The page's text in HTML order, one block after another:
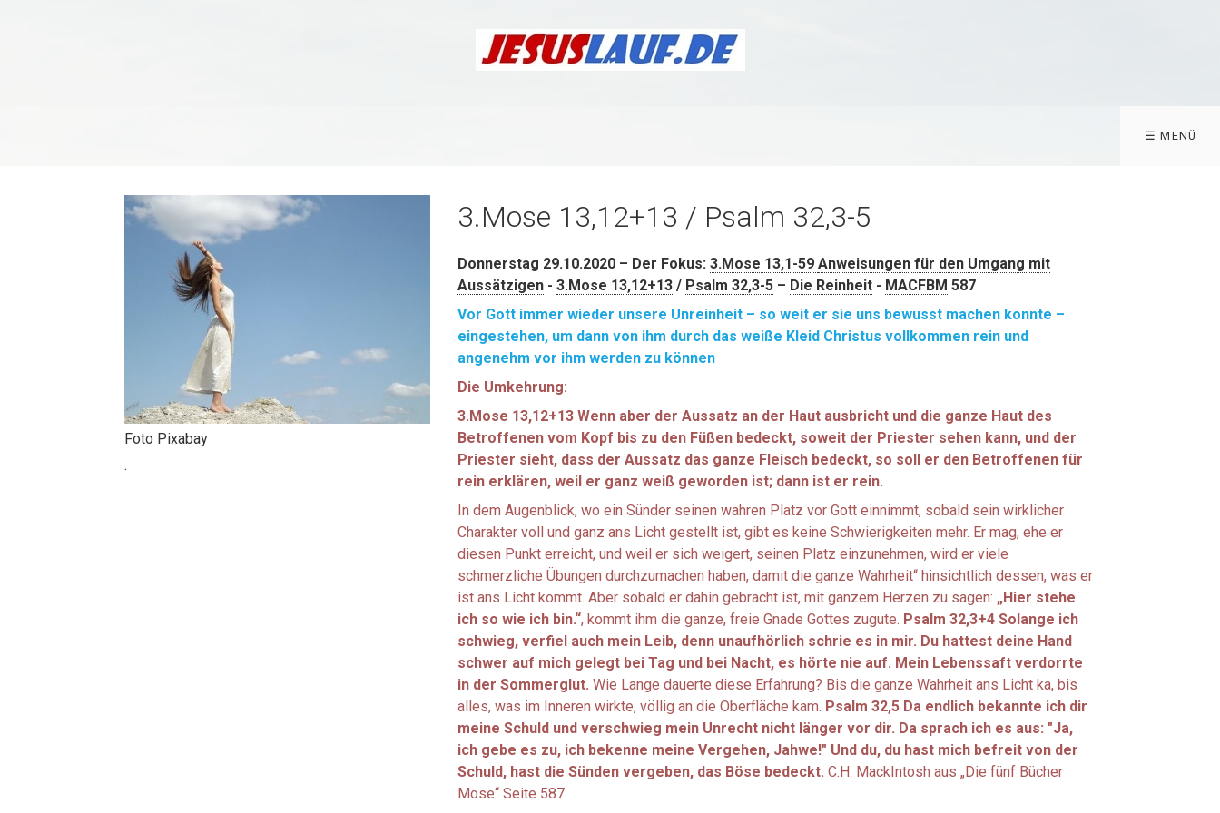
☰ MENÜ
Foto Pixabay
.
3.Mose 13,12+13 / Psalm 32,3-5
Donnerstag 29.10.2020 – Der Fokus: 3.Mose 13,1-59 Anweisungen für den Umgang mit
Aussätzigen- 3.Mose 13,12+13/ Psalm 32,3-5– Die Reinheit- MACFBM 587
Vor Gott immer wieder unsere Unreinheit – so weit er sie uns bewusst machen konnte –
eingestehen, um dann von ihm durch das weiße Kleid Christus vollkommen rein und
angenehm vor ihm werden zu können
Die Umkehrung:
3.Mose 13,12+13 Wenn aber der Aussatz an der Haut ausbricht und die ganze Haut des
Betroffenen vom Kopf bis zu den Füßen bedeckt, soweit der Priester sehen kann, und der
Priester sieht, dass der Aussatz das ganze Fleisch bedeckt, so soll er den Betroffenen für
rein erklären, weil er ganz weiß geworden ist; dann ist er rein.
In dem Augenblick, wo ein Sünder seinen wahren Platz vor Gott einnimmt, sobald sein wirklicher
Charakter voll und ganz ans Licht gestellt ist, gibt es keine Schwierigkeiten mehr. Er mag, ehe er
diesen Punkt erreicht, und weil er sich weigert, seinen Platz einzunehmen, wird er viele
schmerzliche Übungen durchzumachen haben, damit die ganze Wahrheit“ hinsichtlich dessen, was er
ist ans Licht kommt. Aber sobald er dahin gebracht ist, mit ganzem Herzen zu sagen: „Hier stehe
ich so wie ich bin.“, kommt ihm die ganze, freie Gnade Gottes zugute. Psalm 32,3+4 Solange ich
schwieg, verfiel auch mein Leib, denn unaufhörlich schrie es in mir. Du hattest deine Hand
schwer auf mich gelegt bei Tag und bei Nacht, es hörte nie auf. Mein Lebenssaft verdorrte
in der Sommerglut. Wie Lange dauerte diese Erfahrung? Bis die ganze Wahrheit ans Licht ka, bis
alles, was im Inneren wirkte, völlig an die Oberfläche kam. Psalm 32,5 Da endlich bekannte ich dir
meine Schuld und verschwieg mein Unrecht nicht länger vor dir. Da sprach ich es aus: "Ja,
ich gebe es zu, ich bekenne meine Vergehen, Jahwe!" Und du, du hast mich befreit von der
Schuld, hast die Sünden vergeben, das Böse bedeckt. C.H. MackIntosh aus „Die fünf Bücher
Mose“ Seite 587